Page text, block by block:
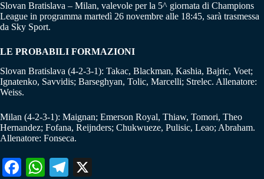
Slovan Bratislava – Milan, valevole per la 5^ giornata di Champions
League in programma martedì 26 novembre alle 18:45, sarà trasmessa
da Sky Sport.
LE PROBABILI FORMAZIONI
Slovan Bratislava (4-2-3-1): Takac, Blackman, Kashia, Bajric, Voet;
Ignatenko, Savvidis; Barseghyan, Tolic, Marcelli; Strelec. Allenatore:
Weiss.
Milan (4-2-3-1): Maignan; Emerson Royal, Thiaw, Tomori, Theo
Hernandez; Fofana, Reijnders; Chukwueze, Pulisic, Leao; Abraham.
Allenatore: Fonseca.
Fa W
Te